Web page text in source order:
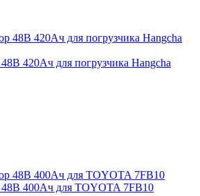
420Ач для погрузчика Hangcha
48В 400Ач для TOYOTA 7FB10